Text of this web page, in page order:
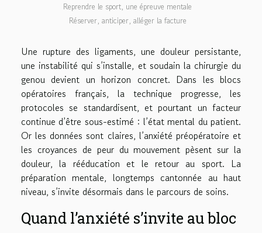
Reprendre le sport, une épreuve mentale
Réserver, anticiper, alléger la facture
Une rupture des ligaments, une douleur persistante,
une instabilité qui s’installe, et soudain la chirurgie du
genou devient un horizon concret. Dans les blocs
opératoires français, la technique progresse, les
protocoles se standardisent, et pourtant un facteur
continue d’être sous-estimé : l’état mental du patient.
Or les données sont claires, l’anxiété préopératoire et
les croyances de peur du mouvement pèsent sur la
douleur, la rééducation et le retour au sport. La
préparation mentale, longtemps cantonnée au haut
niveau, s’invite désormais dans le parcours de soins.
Quand l’anxiété s’invite au bloc